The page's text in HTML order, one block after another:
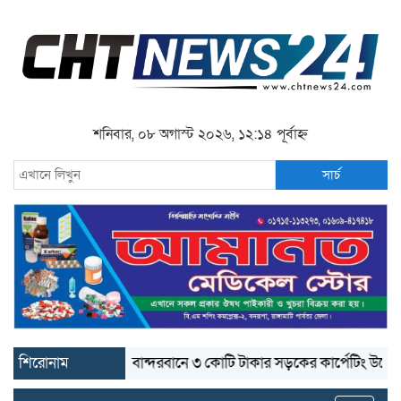
শনিবার, ০৮ অগাস্ট ২০২৬, ১২:১৪ পূর্বাহ্ন
সার্চ
শিরোনাম বান্দরবানে ৩ কোটি টাকার সড়কের কার্পেটিং উঠে যাচ্ছে